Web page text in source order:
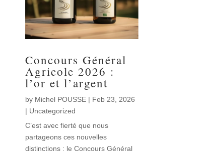
Concours Général
Agricole 2026 :
l’or et l’argent
by Michel POUSSE | Feb 23, 2026
| Uncategorized
C’est avec fierté que nous
partageons ces nouvelles
distinctions : le Concours Général